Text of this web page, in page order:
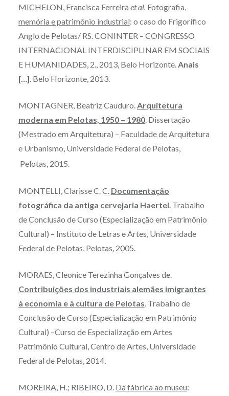
MICHELON, Francisca Ferreira et al. Fotografia,
memória e patrimônio industrial: o caso do Frigorífico
Anglo de Pelotas/ RS. CONINTER – CONGRESSO
INTERNACIONAL INTERDISCIPLINAR EM SOCIAIS
E HUMANIDADES, 2., 2013, Belo Horizonte.Anais
[…]. Belo Horizonte, 2013.
MONTAGNER, Beatriz Cauduro.Arquitetura
moderna em Pelotas, 1950 – 1980. Dissertação
(Mestrado em Arquitetura) – Faculdade de Arquitetura
e Urbanismo, Universidade Federal de Pelotas,
Pelotas, 2015.
MONTELLI, Clarisse C. C. Documentação
fotográfica da antiga cervejaria Haertel. Trabalho
de Conclusão de Curso (Especialização em Patrimônio
Cultural) – Instituto de Letras e Artes, Universidade
Federal de Pelotas, Pelotas, 2005.
MORAES, Cleonice Terezinha Gonçalves de.
Contribuições dos industriais alemães imigrantes
à economia e à cultura de Pelotas. Trabalho de
Conclusão de Curso (Especialização em Patrimônio
Cultural) –Curso de Especialização em Artes
Patrimônio Cultural, Centro de Artes, Universidade
Federal de Pelotas, 2014.
MOREIRA, H.; RIBEIRO, D. Da fábrica ao museu: